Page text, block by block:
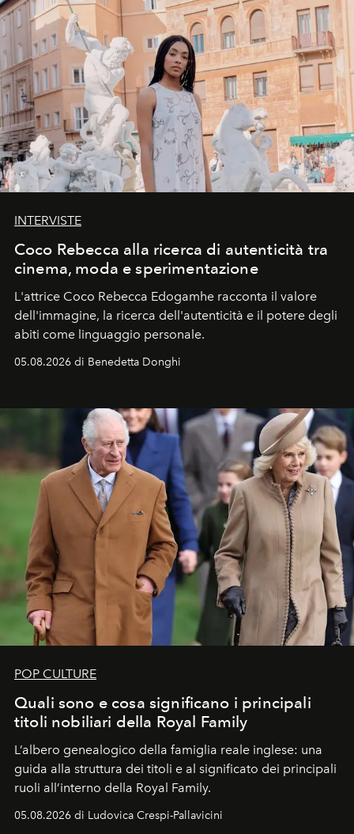
INTERVISTE
Coco Rebecca alla ricerca di autenticità tra
cinema, moda e sperimentazione
L'attrice Coco Rebecca Edogamhe racconta il valore
dell'immagine, la ricerca dell'autenticità e il potere degli
abiti come linguaggio personale.
05.08.2026 di Benedetta Donghi
POP CULTURE
Quali sono e cosa significano i principali
titoli nobiliari della Royal Family
L’albero genealogico della famiglia reale inglese: una
guida alla struttura dei titoli e al significato dei principali
ruoli all’interno della Royal Family.
05.08.2026 di Ludovica Crespi-Pallavicini